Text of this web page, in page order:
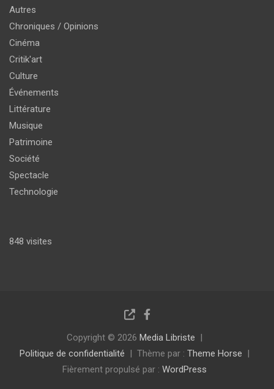
Autres
Chroniques / Opinions
Cinéma
Critik'art
Culture
Événements
Littérature
Musique
Patrimoine
Société
Spectacle
Technologie
848 visites
Copyright © 2026 Media Libriste
Politique de confidentialité
Thème par : Theme Horse
Fièrement propulsé par : WordPress